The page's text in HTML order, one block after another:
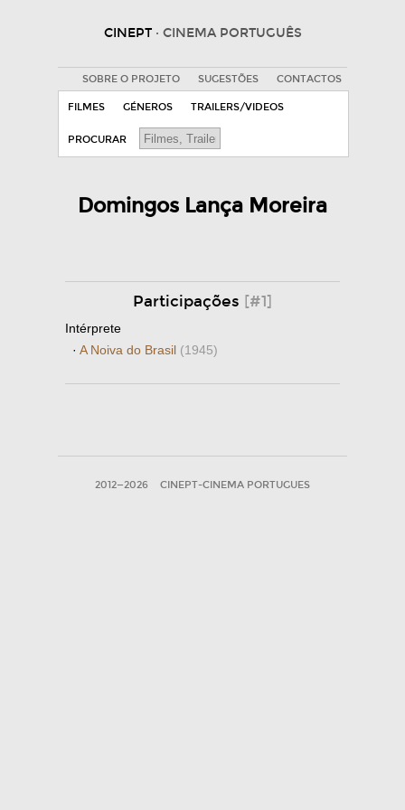
CINEPT · CINEMA PORTUGUÊS
SOBRE O PROJETO SUGESTÕES CONTACTOS
FILMES GÉNEROS TRAILERS/VIDEOS
PROCURAR
Domingos Lança Moreira
Participações [#1]
Intérprete
· A Noiva do Brasil (1945)
2012—2026 CINEPT-CINEMA PORTUGUES